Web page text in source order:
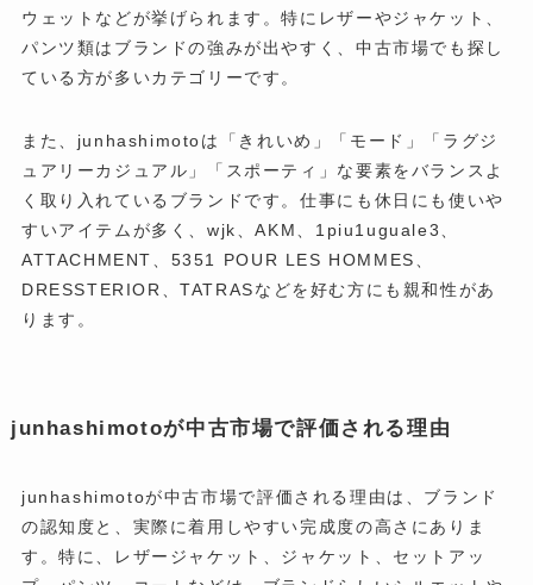
ウェットなどが挙げられます。特にレザーやジャケット、
パンツ類はブランドの強みが出やすく、中古市場でも探し
ている方が多いカテゴリーです。
また、junhashimotoは「きれいめ」「モード」「ラグジ
ュアリーカジュアル」「スポーティ」な要素をバランスよ
く取り入れているブランドです。仕事にも休日にも使いや
すいアイテムが多く、wjk、AKM、1piu1uguale3、
ATTACHMENT、5351 POUR LES HOMMES、
DRESSTERIOR、TATRASなどを好む方にも親和性があ
ります。
junhashimotoが中古市場で評価される理由
junhashimotoが中古市場で評価される理由は、ブランド
の認知度と、実際に着用しやすい完成度の高さにありま
す。特に、レザージャケット、ジャケット、セットアッ